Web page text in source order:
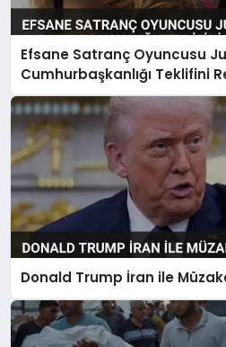
Efsane Satranç Oyuncusu
Cumhurbaşkanlığı Teklifini
Donald Trump İran ile